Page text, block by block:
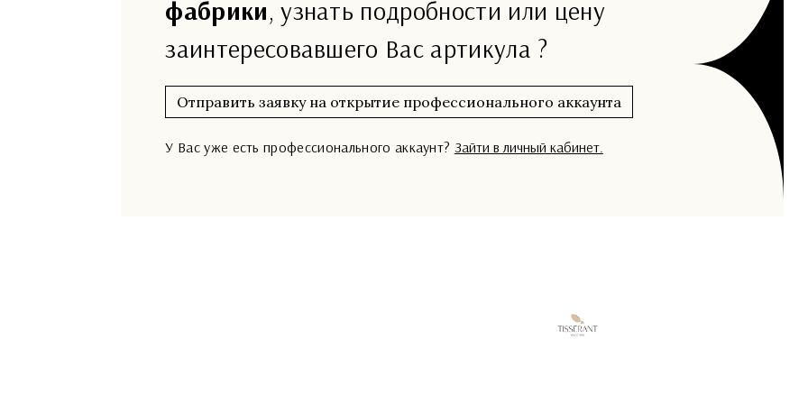
фабрики, узнать подробности или цену
заинтересовавшего Вас артикула ?
Отправить заявку на открытие профессионального аккаунта
У Вас уже есть профессионального аккаунт? Зайти в личный кабинет.